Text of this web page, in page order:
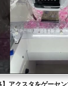
】アクスタをゲーセ